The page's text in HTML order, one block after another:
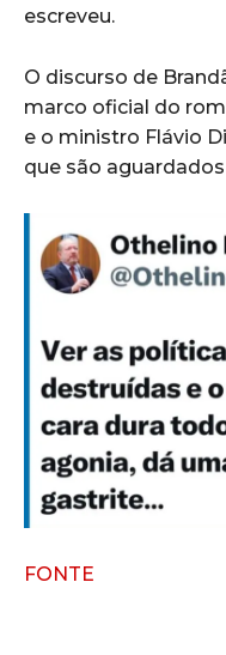
escreveu.
O discurso de
marco oficial do
e o ministro Flávio
que são
FONTE